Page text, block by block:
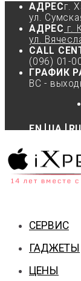
АДРЕСг.
ул.
АДРЕС г.
ул.
CALL
(096) 01-
ГРАФИК
ВС -
EN UA
СЕРВИС
ГАДЖЕТЫ
ЦЕНЫ